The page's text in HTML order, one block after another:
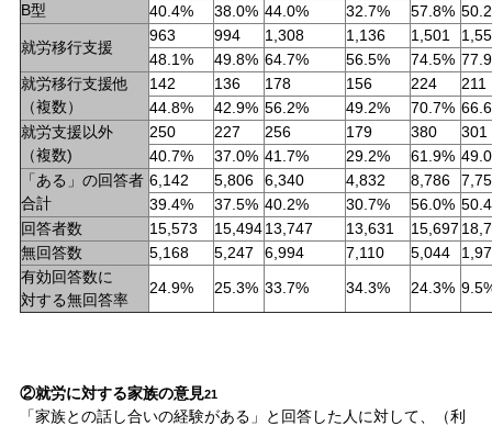
B型
40.4%
38.0% 44.0% 32.7% 57.8%
就労移行支援
963 994 1,308 1,136 1,501
48.1%
49.8% 64.7% 56.5% 74.5%
就労移行支援他
（複数）
142 136 178 156 224
211
44.8%
42.9% 56.2% 49.2% 70.7%
就労支援以外
（複数)
250 227 256 179 380
301
40.7%
37.0% 41.7% 29.2% 61.9%
「ある」の回答者
合計
6,142 5,806 6,340 4,832 8,786
39.4%
37.5% 40.2% 30.7% 56.0%
回答者数
15,573 15,49413,747 13,631 15,697
無回答数
5,168 5,247 6,994 7,110 5,044
有効回答数に
対する無回答率
24.9% 25.3% 33.7% 34.3% 24.3%
②就労に対する家族の意見21
「家族との話し合いの経験がある」と回答した人に対して、（利